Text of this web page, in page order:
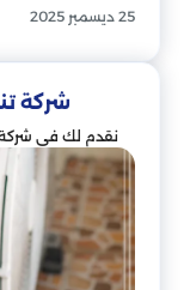
25 ديسمبر 2025
شركة
نقدم لك في